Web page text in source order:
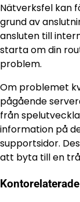
Nätverksfel kan
grund av
ansluten till
starta om din
problem.
Om problemet
pågående
från
information på
supportsidor.
att byta till en